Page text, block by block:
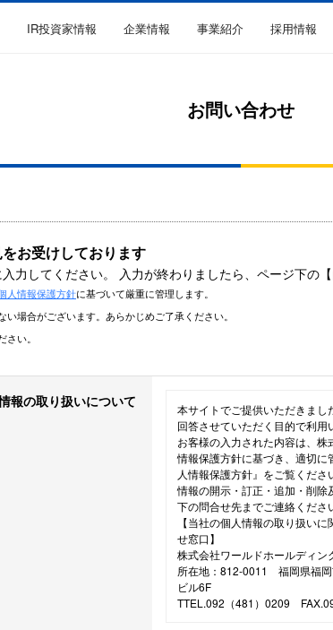
IR投資家情報 企業情報 事業紹介 採用情報
お問い合わせ
お受けしております
力してください。 入力が終わりましたら、ページ下の
人情報保護方針に基づいて厳重に管理します。
場合がございます。あらかじめご了承ください。
い。
報の取り扱いについて
本サイトでご提供いただきま
回答させていただく目的で利用
お客様の入力された内容は、株
情報保護方針に基づき、適切
人情報保護方針』をご覧くださ
情報の開示・訂正・追加・削
下の問合せ先までご連絡くださ
【当社の個人情報の取り扱い
せ窓口】
株式会社ワールドホールディ
所在地：812-0011 福岡県福岡
ビル6F
TTEL.092（481）0209